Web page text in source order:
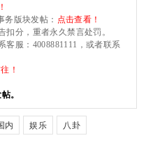
版块发帖： 点击查看！
扣分，重者永久禁言处罚。
客服：4008881111，或者联系
！
。
内 娱乐 八卦